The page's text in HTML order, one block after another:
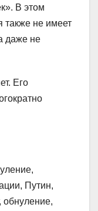
В этом
также не имеет
даже не
Его
Путин,
обнуление,